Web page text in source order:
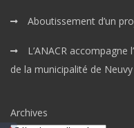
Aboutissement d’un
L’ANACR accompagne
de la municipalité de Neuvy
Archives